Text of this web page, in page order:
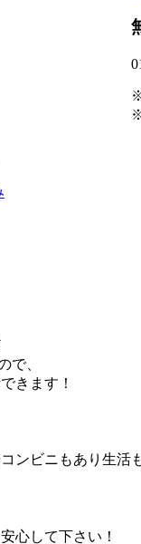
で、
きます！
ンビニもあり生活
心して下さい！